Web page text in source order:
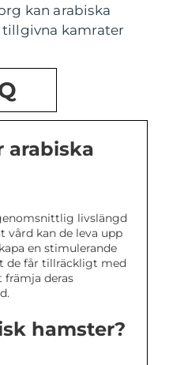
kan arabiska
kamrater
arabiska
livslängd
vård kan de leva upp
en stimulerande
de får tillräckligt med
deras
hamster?